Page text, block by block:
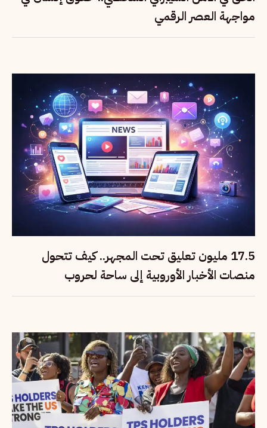
مواجهة العصر الرقمي
17.5 مليون تعليق تحت المجهر.. كيف تتحول
منصات الأخبار الأوروبية إلى ساحة لحروب
المعلومات؟